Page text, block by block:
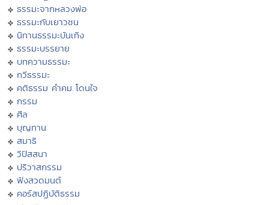
ธรรมะจากหลวงพ่อ
ธรรมะกับเยาวชน
นิทานธรรมะบันเทิง
ธรรมะบรรยาย
บทความธรรมะ
กวีธรรมะ
คติธรรม คำคม โดนใจ
กรรม
ศีล
บุญทาน
สมาธิ
วิปัสสนา
ปริวาสกรรม
ฟังสวดมนต์
คอร์สปฏิบัติธรรม